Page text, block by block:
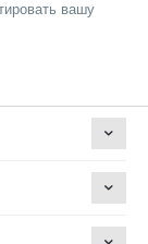
вашу